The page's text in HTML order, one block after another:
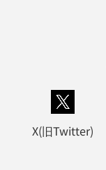
X(旧Twitter)